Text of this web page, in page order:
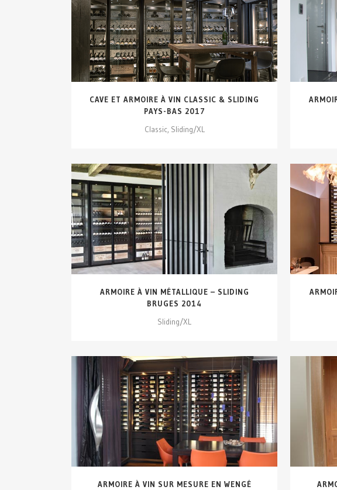
VOIR DÉTAILS...
CAVE ET ARMOIRE À VIN CLASSIC & SLIDING
PAYS-BAS 2017
Classic, Sliding/XL
VOIR DÉTAILS...
ARMOIRE À VIN MÉTALLIQUE – SLIDING
BRUGES 2014
Sliding/XL
VOIR DÉTAILS...
ARMOIRE À VIN SUR MESURE EN WENGÉ